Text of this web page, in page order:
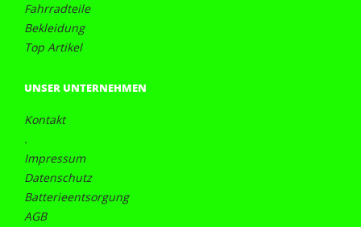
Fahrradteile
Bekleidung
Top Artikel
UNSER UNTERNEHMEN
Kontakt
.
Impressum
Datenschutz
Batterieentsorgung
AGB